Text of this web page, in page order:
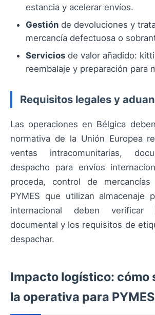
estancia y acelerar envíos.
Gestión de devoluciones y
mercancía defectuosa o
Servicios de valor añadido:
reembalaje y preparación para
Requisitos legales y
Las operaciones en Bélgica
normativa de la Unión Europea
ventas intracomunitarias,
despacho para envíos
proceda, control de mercancías
PYMES que utilizan almacenaje
internacional deben verificar
documental y los requisitos de
despachar.
Impacto logístico: cómo
la operativa para PYMES